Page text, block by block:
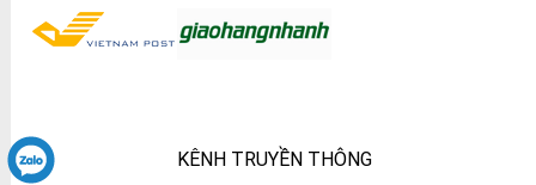
KÊNH TRUYỀN THÔNG